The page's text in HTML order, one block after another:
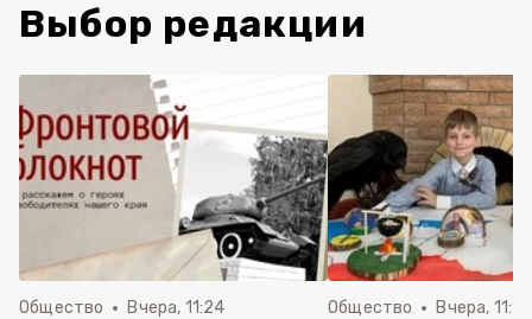
Выбор редакции
Общество Вчера, 11:24 Общество Вчера, 11:16